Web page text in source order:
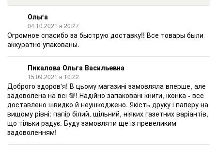
Ольга
04.10.2021 в 20:27
Огромное спасибо за быструю доставку!! Все товары были
аккуратно упакованы.
Пикалова Ольга Васильевна
15.09.2021 в 10:22
Доброго здоров'я! В цьому магазині замовляла вперше, але
задоволена на всі 💯! Надійно запаковані книги, іконка - все
доставлено швидко й неушкоджено. Якість друку і паперу на
вищому рівні: папір білий, щільний, ніяких газетних варіантів,
що тільки радує. Буду замовляти ще із превеликим
задоволенням!